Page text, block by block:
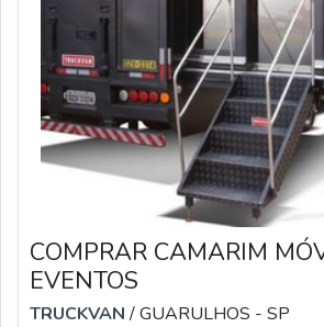
COMPRAR CAMARIM
EVENTOS
TRUCKVAN/ GUARULHOS - SP